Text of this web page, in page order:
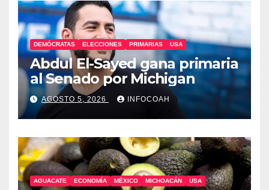
DEMÓCRATAS ELECCIONES PRIMARIAS USA
Abdul El-Sayed gana primaria
al Senado por Michigan
AGOSTO 5, 2026 INFOCOAH
AGUACATE ECONOMÍA MÉXICO MICHOACÁN USA